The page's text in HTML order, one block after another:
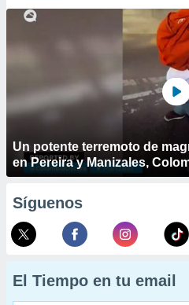
Un potente terremoto de
en Pereira y Manizales,
Síguenos
El Tiempo en tu email